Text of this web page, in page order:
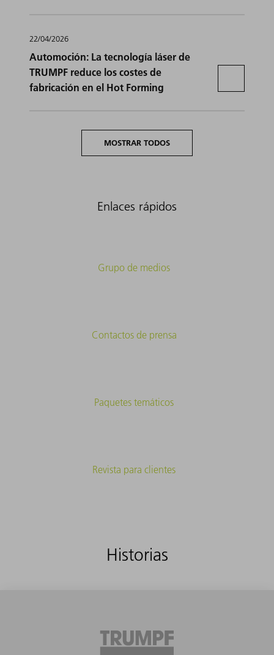
22/04/2026
Automoción: La tecnología láser de
TRUMPF reduce los costes de
fabricación en el Hot Forming
MOSTRAR TODOS
Enlaces rápidos
Grupo de medios
Contactos de prensa
Paquetes temáticos
Revista para clientes
Historias